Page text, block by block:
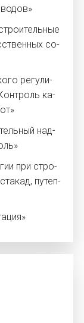
со­
ре­гули­
ка­
над­
при стро­
пу­теп­